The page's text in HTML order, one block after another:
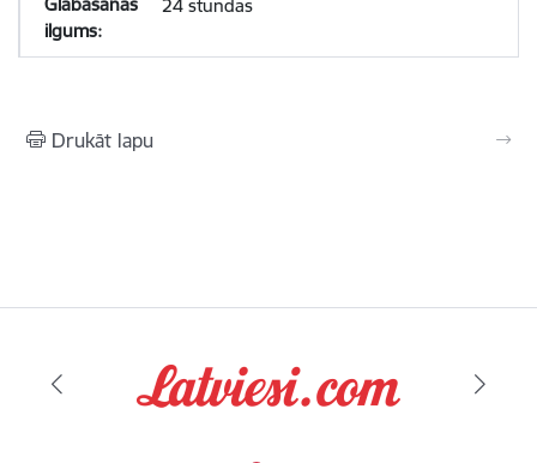
24 stundas
Drukāt lapu